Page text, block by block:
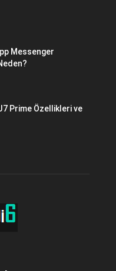
Messenger
Prime Özellikleri ve